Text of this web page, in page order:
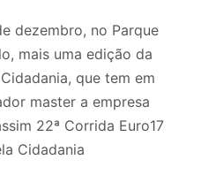
dezembro, no Parque
mais uma edição da
que tem em
master a empresa
22ª Corrida Euro17
Cidadania